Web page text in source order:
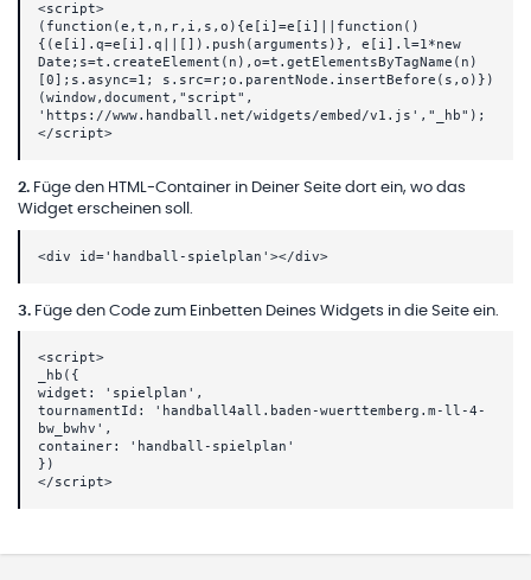
<script>
(function(e,t,n,r,i,s,o){e[i]=e[i]||function()
{(e[i].q=e[i].q||[]).push(arguments)}, e[i].l=1*new
Date;s=t.createElement(n),o=t.getElementsByTagName(n)
[0];s.async=1; s.src=r;o.parentNode.insertBefore(s,o)})
(window,document,"script",
'https://www.handball.net/widgets/embed/v1.js',"_hb");
</script>
2. Füge den HTML-Container in Deiner Seite dort ein, wo das
Widget erscheinen soll.
<div id='handball-spielplan'></div>
3. Füge den Code zum Einbetten Deines Widgets in die Seite ein.
<script>
_hb({
widget: 'spielplan',
tournamentId: 'handball4all.baden-wuerttemberg.m-ll-4-
bw_bwhv',
container: 'handball-spielplan'
})
</script>